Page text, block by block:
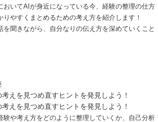
おいてAIが身近になっている今、経験の整理の仕方
やすくまとめるための考え方を紹介します！
を聞きながら、自分なりの伝え方を深めていくこと
えを見つめ直すヒントを発見しよう！
えを見つめ直すヒントを発見しよう！
験や考え方をどのように整理していくか、自己分析